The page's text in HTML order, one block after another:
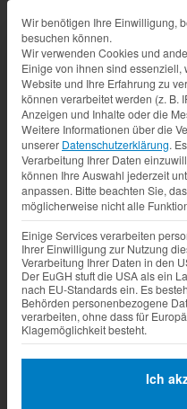
Datenschutz-
Wir benötigen Ihre Einwilligung,
besuchen können.
Wir verwenden Cookies und
Einige von ihnen sind
Website und Ihre Erfahrung zu
können verarbeitet werden (z. B.
Anzeigen und Inhalte oder die
Weitere Informationen über die
unserer Datenschutzerklärung.
Verarbeitung Ihrer Daten
können Ihre Auswahl jederzeit
anpassen. Bitte beachten Sie,
möglicherweise nicht alle
Einige Services verarbeiten
Ihrer Einwilligung zur Nutzung
Verarbeitung Ihrer Daten in den
Der EuGH stuft die USA als ein
nach EU-Standards ein. Es
Behörden personenbezogene
verarbeiten, ohne dass für
Klagemöglichkeit besteht.
Ich